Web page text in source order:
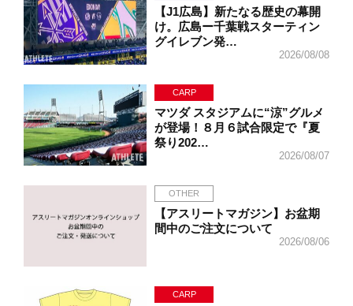
【J1広島】新たなる歴史の幕開
け。広島ー千葉戦スターティン
グイレブン発…
2026/08/08
CARP
マツダ スタジアムに“涼”グルメ
が登場！８月６試合限定で『夏
祭り202…
2026/08/07
OTHER
【アスリートマガジン】お盆期
間中のご注文について
2026/08/06
CARP